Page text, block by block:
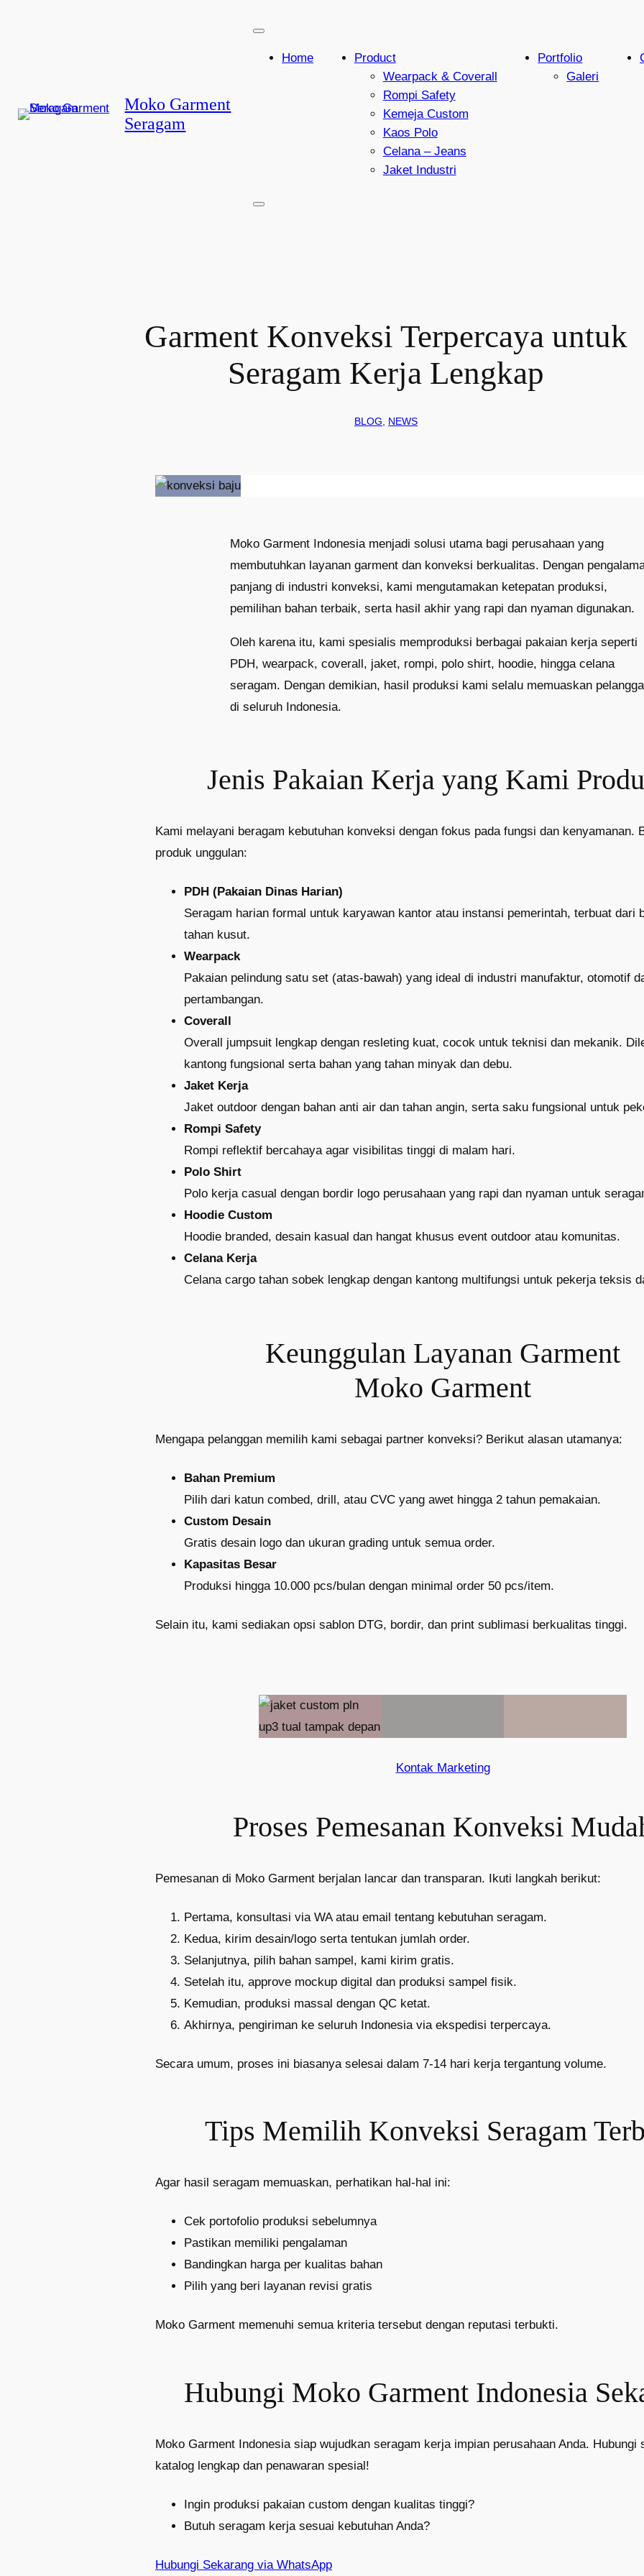
Moko Garment
Seragam
Home
Product
Wearpack & Coverall
Rompi Safety
Kemeja Custom
Kaos Polo
Celana – Jeans
Jaket Industri
Portfolio
Galeri
Garment Konveksi Terpercaya untuk
Seragam Kerja Lengkap
BLOG, NEWS
Moko Garment Indonesia menjadi solusi utama bagi perusahaan yang
membutuhkan layanan garment dan konveksi berkualitas. Dengan
panjang di industri konveksi, kami mengutamakan ketepatan produksi,
pemilihan bahan terbaik, serta hasil akhir yang rapi dan nyaman digunakan.
Oleh karena itu, kami spesialis memproduksi berbagai pakaian kerja seperti
PDH, wearpack, coverall, jaket, rompi, polo shirt, hoodie, hingga celana
seragam. Dengan demikian, hasil produksi kami selalu memuaskan
di seluruh Indonesia.
Jenis Pakaian Kerja yang Kami
Kami melayani beragam kebutuhan konveksi dengan fokus pada fungsi dan kenyamanan.
produk unggulan:
PDH (Pakaian Dinas Harian)
Seragam harian formal untuk karyawan kantor atau instansi pemerintah, terbuat dari
tahan kusut.
Wearpack
Pakaian pelindung satu set (atas-bawah) yang ideal di industri manufaktur, otomotif
pertambangan.
Coverall
Overall jumpsuit lengkap dengan resleting kuat, cocok untuk teknisi dan mekanik.
kantong fungsional serta bahan yang tahan minyak dan debu.
Jaket Kerja
Jaket outdoor dengan bahan anti air dan tahan angin, serta saku fungsional untuk
Rompi Safety
Rompi reflektif bercahaya agar visibilitas tinggi di malam hari.
Polo Shirt
Polo kerja casual dengan bordir logo perusahaan yang rapi dan nyaman untuk
Hoodie Custom
Hoodie branded, desain kasual dan hangat khusus event outdoor atau komunitas.
Celana Kerja
Celana cargo tahan sobek lengkap dengan kantong multifungsi untuk pekerja teksis
Keunggulan Layanan Garment
Moko Garment
Mengapa pelanggan memilih kami sebagai partner konveksi? Berikut alasan utamanya:
Bahan Premium
Pilih dari katun combed, drill, atau CVC yang awet hingga 2 tahun pemakaian.
Custom Desain
Gratis desain logo dan ukuran grading untuk semua order.
Kapasitas Besar
Produksi hingga 10.000 pcs/bulan dengan minimal order 50 pcs/item.
Selain itu, kami sediakan opsi sablon DTG, bordir, dan print sublimasi berkualitas tinggi.
Kontak Marketing
Proses Pemesanan Konveksi
Pemesanan di Moko Garment berjalan lancar dan transparan. Ikuti langkah berikut:
Pertama, konsultasi via WA atau email tentang kebutuhan seragam.
Kedua, kirim desain/logo serta tentukan jumlah order.
Selanjutnya, pilih bahan sampel, kami kirim gratis.
Setelah itu, approve mockup digital dan produksi sampel fisik.
Kemudian, produksi massal dengan QC ketat.
Akhirnya, pengiriman ke seluruh Indonesia via ekspedisi terpercaya.
Secara umum, proses ini biasanya selesai dalam 7-14 hari kerja tergantung volume.
Tips Memilih Konveksi Seragam
Agar hasil seragam memuaskan, perhatikan hal-hal ini:
Cek portofolio produksi sebelumnya
Pastikan memiliki pengalaman
Bandingkan harga per kualitas bahan
Pilih yang beri layanan revisi gratis
Moko Garment memenuhi semua kriteria tersebut dengan reputasi terbukti.
Hubungi Moko Garment Indonesia
Moko Garment Indonesia siap wujudkan seragam kerja impian perusahaan Anda. Hubungi
katalog lengkap dan penawaran spesial!
Ingin produksi pakaian custom dengan kualitas tinggi?
Butuh seragam kerja sesuai kebutuhan Anda?
Hubungi Sekarang via WhatsApp